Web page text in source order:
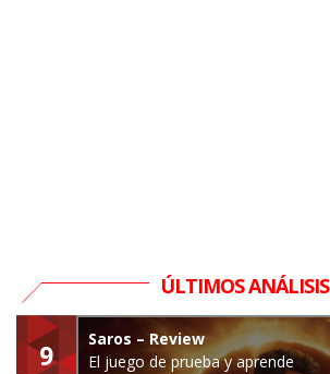
ÚLTIMOS ANÁLISIS
9
Saros – Review
El juego de prueba y aprende